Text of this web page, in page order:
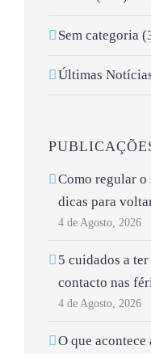
Sem categoria
Últimas
Como regular o
dicas para
4 de Agosto, 2026
5 cuidados a
contacto nas
4 de Agosto, 2026
O que acontece